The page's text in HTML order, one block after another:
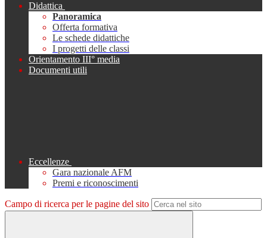
Didattica
Panoramica
Offerta formativa
Le schede didattiche
I progetti delle classi
Orientamento III° media
Documenti utili
Eccellenze
Gara nazionale AFM
Premi e riconoscimenti
Campo di ricerca per le pagine del sito